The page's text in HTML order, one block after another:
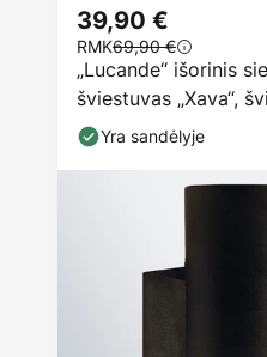
„Lucande“ išorinis
šviestuvas „Xava“,
apačią,
39,90 €
RMK69,90 €
Yra sandėlyje